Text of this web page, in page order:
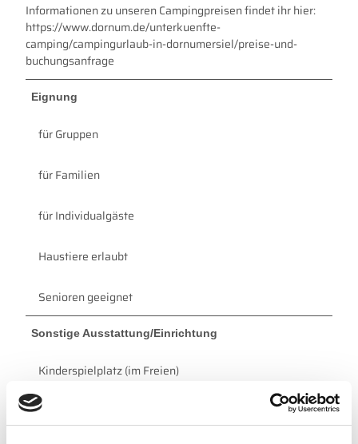
Informationen zu unseren Campingpreisen findet ihr hier:
https://www.dornum.de/unterkuenfte-
camping/campingurlaub-in-dornumersiel/preise-und-
buchungsanfrage
Eignung
für Gruppen
für Familien
für Individualgäste
Haustiere erlaubt
Senioren geeignet
Sonstige Ausstattung/Einrichtung
Kinderspielplatz (im Freien)
WC-Anlage